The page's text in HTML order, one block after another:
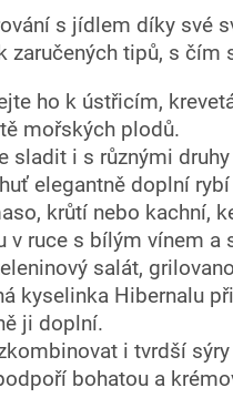
s jídlem díky své
zaručených tipů, s čím
ho k ústřicím,
mořských plodů.
sladit i s různými
elegantně doplní
krůtí nebo kachní,
v ruce s bílým vínem
salát,
kyselinka Hibernalu
ji doplní.
i tvrdší
bohatou a